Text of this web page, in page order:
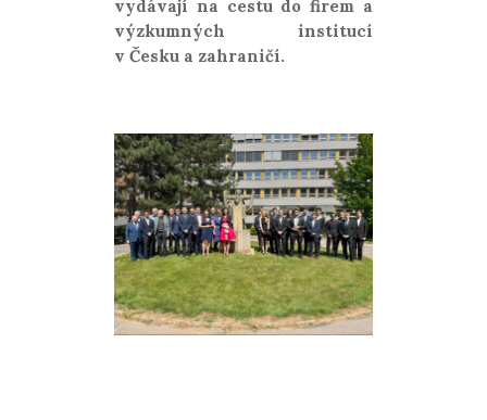
vydávají na cestu do firem a
výzkumných institucí
v Česku a zahraničí.